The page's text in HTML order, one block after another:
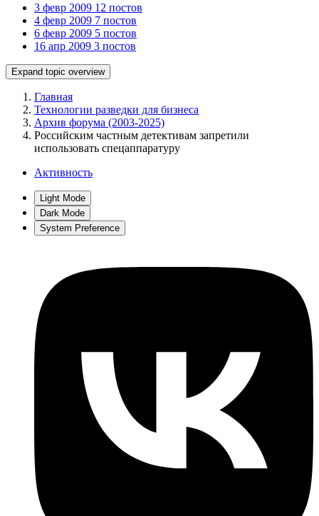
3 февр 2009 12 постов
4 февр 2009 7 постов
6 февр 2009 5 постов
16 апр 2009 3 постов
Expand topic overview
Главная
Технологии разведки для бизнеса
Архив форума (2003-2025)
Российским частным детективам запретили
использовать спецаппаратуру
Активность
Light Mode
Dark Mode
System Preference